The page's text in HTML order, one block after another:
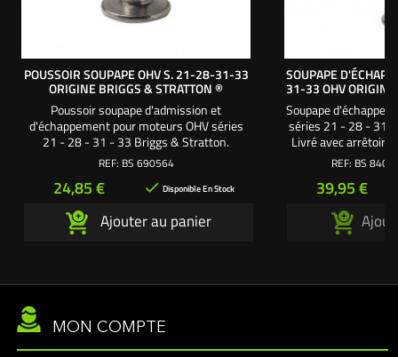
POUSSOIR SOUPAPE OHV S. 21-28-31-33
ORIGINE BRIGGS & STRATTON ®
Poussoir soupape d'admission et
d'échappement pour moteurs OHV séries
21 - 28 - 31 - 33 Briggs & Stratton.
Référence origine = 690564 / 262411
REF: BS 690564
Prix
24,85 €  Disponible En Stock
Ajouter au panier
SOUPAPE
31-33 OHV ORIGINE
Soupape
séries 21 - 28 - 31
Livré avec arrêtoir
REF: BS
Prix
39,95 €
MON COMPTE